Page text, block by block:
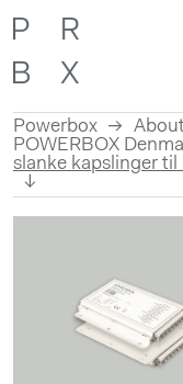
Powerbox
POWERBOX
slanke kapslinger